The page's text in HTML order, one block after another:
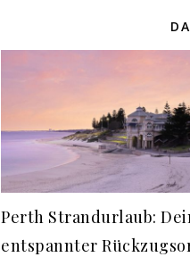
Perth Strandurlaub:
entspannter